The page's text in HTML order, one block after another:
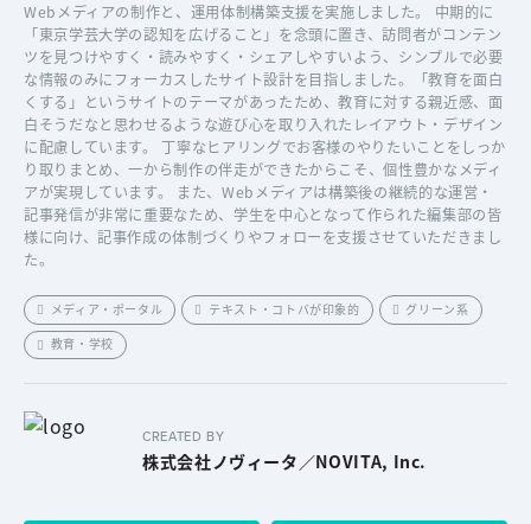
Webメディアの制作と、運用体制構築支援を実施しました。 中期的に
「東京学芸大学の認知を広げること」を念頭に置き、訪問者がコンテン
ツを見つけやすく・読みやすく・シェアしやすいよう、シンプルで必要
な情報のみにフォーカスしたサイト設計を目指しました。「教育を面白
くする」というサイトのテーマがあったため、教育に対する親近感、面
白そうだなと思わせるような遊び心を取り入れたレイアウト・デザイン
に配慮しています。 丁寧なヒアリングでお客様のやりたいことをしっか
り取りまとめ、一から制作の伴走ができたからこそ、個性豊かなメディ
アが実現しています。 また、Webメディアは構築後の継続的な運営・
記事発信が非常に重要なため、学生を中心となって作られた編集部の皆
様に向け、記事作成の体制づくりやフォローを支援させていただきまし
た。
メディア・ポータル テキスト・コトバが印象的
グリーン系
教育・学校
CREATED BY
株式会社ノヴィータ／NOVITA, Inc.